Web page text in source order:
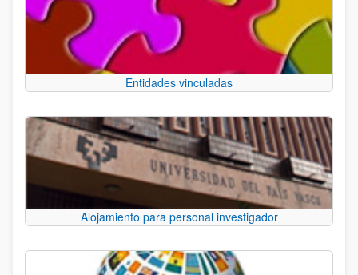
Entidades vinculadas
Alojamiento para personal investigador